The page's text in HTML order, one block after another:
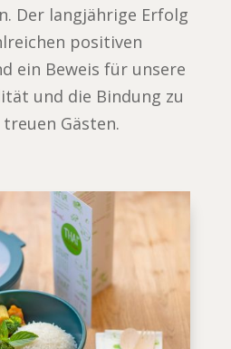
Der langjährige Erfolg
positiven
ein Beweis für unsere
und die Bindung zu
Gästen.